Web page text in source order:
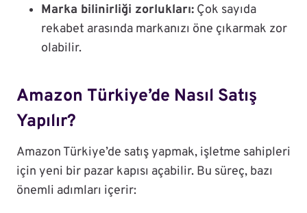
Marka bilinirliği zorlukları: Çok sayıda
rekabet arasında markanızı öne çıkarmak zor
olabilir.
Amazon Türkiye’de Nasıl Satış
Yapılır?
Amazon Türkiye’de satış yapmak, işletme sahipleri
için yeni bir pazar kapısı açabilir. Bu süreç, bazı
önemli adımları içerir: